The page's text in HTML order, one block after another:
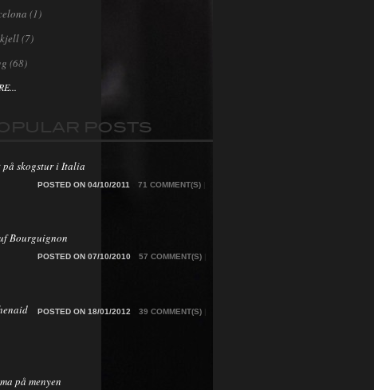
(1)
(7)
(68)
POSTS
på skogstur i Italia
71 COMMENT(S)
POSTED ON 04/10/2011
Bourguignon
57 COMMENT(S)
POSTED ON 07/10/2010
39 COMMENT(S)
POSTED ON 18/01/2012
på menyen